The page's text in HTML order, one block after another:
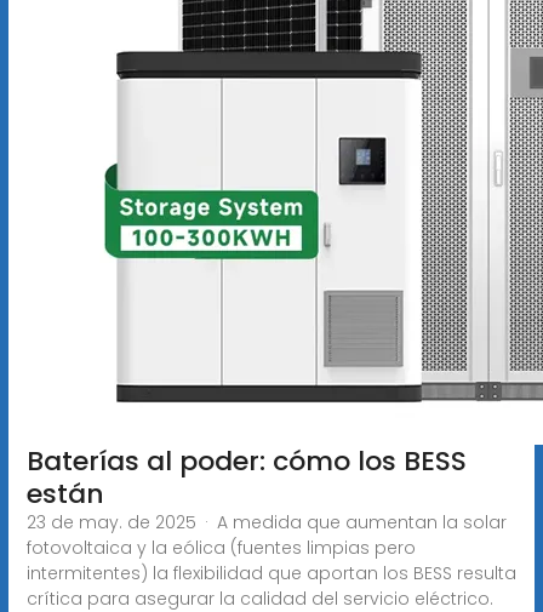
Baterías al poder: cómo los BESS
están
23 de may. de 2025 · A medida que aumentan la solar
fotovoltaica y la eólica (fuentes limpias pero
intermitentes) la flexibilidad que aportan los BESS resulta
crítica para asegurar la calidad del servicio eléctrico.